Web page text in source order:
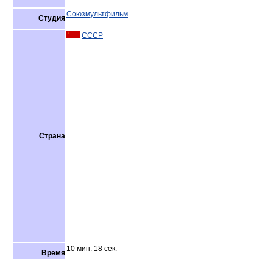
СтудияСоюзмультфильм
Страна
СССР
Время 10 мин. 18 сек.